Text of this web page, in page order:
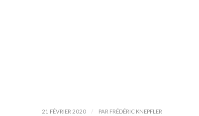
21 FÉVRIER 2020 / PAR FRÉDÉRIC KNEPFLER